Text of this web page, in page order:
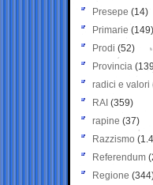
Presepe (14)
Primarie (149)
Prodi (52)
Provincia
radici e valori
RAI (359)
rapine (37)
Razzismo
Referendum
Regione